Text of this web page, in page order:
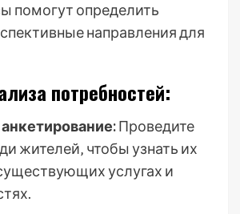
помогут определить
направления для
потребностей:
Проведите
жителей‚ чтобы узнать их
услугах и